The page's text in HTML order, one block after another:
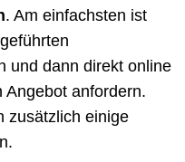
. Am einfachsten ist
und dann direkt online
Angebot anfordern.
zusätzlich einige